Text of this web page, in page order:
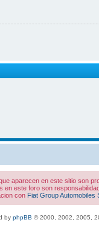
aparecen en este sitio son
en este foro son
con Fiat Group Automobiles
by phpBB © 2000, 2002, 2005,